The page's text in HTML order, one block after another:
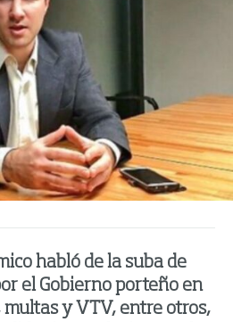
habló de la suba de
el Gobierno porteño en
y VTV, entre otros,